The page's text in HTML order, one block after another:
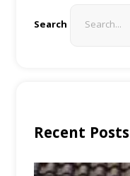
Search
Recent Posts